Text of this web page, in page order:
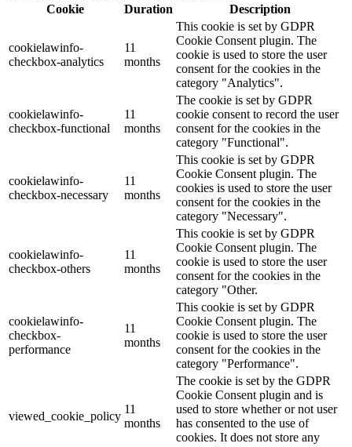
Cookie
Duration Description
cookielawinfo-
checkbox-analytics
11
months
This cookie is set by GDPR
Cookie Consent plugin. The
cookie is used to store the user
consent for the cookies in the
category "Analytics".
cookielawinfo-
checkbox-functional
11
months
The cookie is set by GDPR
cookie consent to record the user
consent for the cookies in the
category "Functional".
cookielawinfo-
checkbox-necessary
11
months
This cookie is set by GDPR
Cookie Consent plugin. The
cookies is used to store the user
consent for the cookies in the
category "Necessary".
cookielawinfo-
checkbox-others
11
months
This cookie is set by GDPR
Cookie Consent plugin. The
cookie is used to store the user
consent for the cookies in the
category "Other.
cookielawinfo-
checkbox-
performance
11
months
This cookie is set by GDPR
Cookie Consent plugin. The
cookie is used to store the user
consent for the cookies in the
category "Performance".
viewed_cookie_policy
11
months
The cookie is set by the GDPR
Cookie Consent plugin and is
used to store whether or not user
has consented to the use of
cookies. It does not store any